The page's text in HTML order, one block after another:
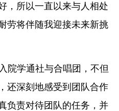
，所以一直以来与人相处
劳将伴随我迎接未来新挑
院学通社与合唱团，不但
还深刻地感受到团队合作
负责对待团队的任务，并